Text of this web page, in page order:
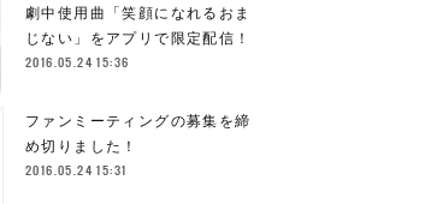
劇中使用曲「笑顔になれるおま
じない」をアプリで限定配信！
2016.05.24 15:36
ファンミーティングの募集を締
め切りました！
2016.05.24 15:31